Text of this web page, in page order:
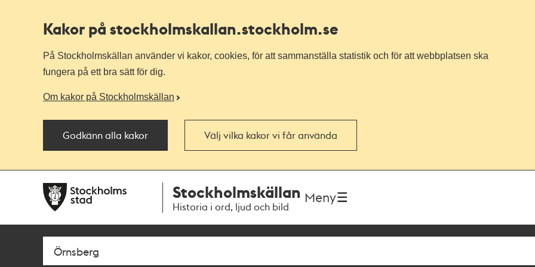
Kakor på stockholmskallan.stockholm.se
På Stockholmskällan använder vi kakor, cookies, för att sammanställa statistik och för att webbplatsen ska
fungera på ett bra sätt för dig.
Om kakor på Stockholmskällan
Godkänn alla kakor Välj vilka kakor vi får använda
navigationen
huvudinnehållet
Stockholmskällan
Historia i ord, ljud och bild
Meny
SökFritextsök